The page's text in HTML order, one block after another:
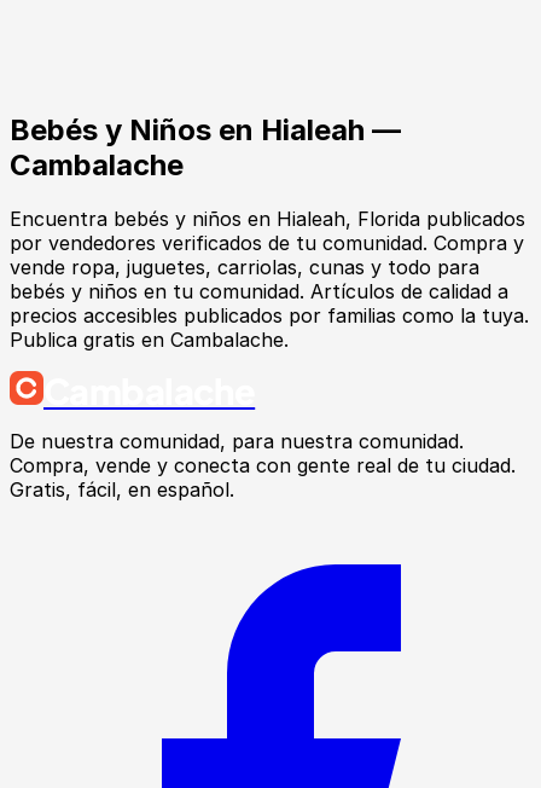
Bebés y Niños en Hialeah —
Cambalache
Encuentra bebés y niños en Hialeah, Florida publicados
por vendedores verificados de tu comunidad. Compra y
vende ropa, juguetes, carriolas, cunas y todo para
bebés y niños en tu comunidad. Artículos de calidad a
precios accesibles publicados por familias como la tuya.
Publica gratis en Cambalache.
De nuestra comunidad, para nuestra comunidad.
Compra, vende y conecta con gente real de tu ciudad.
Gratis, fácil, en español.